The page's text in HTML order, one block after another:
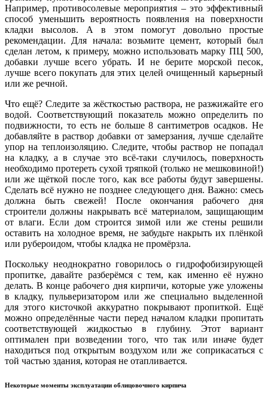
Например, противосолевые мероприятия – это эффективный
способ уменьшить вероятность появления на поверхности
кладки высолов. А в этом помогут довольно простые
рекомендации. Для начала: возьмите цемент, который был
сделан летом, к примеру, можно использовать марку ПЦ 500,
добавки лучше всего убрать. И не берите морской песок,
лучше всего покупать для этих целей очищенный карьерный
или же речной.
Что ещё? Следите за жёсткостью раствора, не разжижайте его
водой. Соответствующий показатель можно определить по
подвижности, то есть не больше 8 сантиметров осадков. Не
добавляйте в раствор добавки от замерзания, лучше сделайте
упор на теплоизоляцию. Следите, чтобы раствор не попадал
на кладку, а в случае это всё-таки случилось, поверхность
необходимо протереть сухой тряпкой (только не мешковиной!)
или же щёткой после того, как все работы будут завершены.
Сделать всё нужно не позднее следующего дня. Важно: смесь
должна быть свежей! После окончания рабочего дня
строители должны накрывать всё материалом, защищающим
от влаги. Если дом строится зимой или же стены решили
оставить на холодное время, не забудьте накрыть их плёнкой
или рубероидом, чтобы кладка не промёрзла.
Поскольку неоднократно говорилось о гидрофобизирующей
пропитке, давайте разберёмся с тем, как именно её нужно
делать. В конце рабочего дня кирпичи, которые уже уложены
в кладку, пульверизатором или же специально выделенной
для этого кисточкой аккуратно покрывают пропиткой. Ещё
можно определённые части перед началом кладки пропитать
соответствующей жидкостью в глубину. Этот вариант
оптимален при возведении того, что так или иначе будет
находиться под открытым воздухом или же соприкасаться с
той частью здания, которая не отапливается.
Некоторые моменты эксплуатации облицовочного кирпича